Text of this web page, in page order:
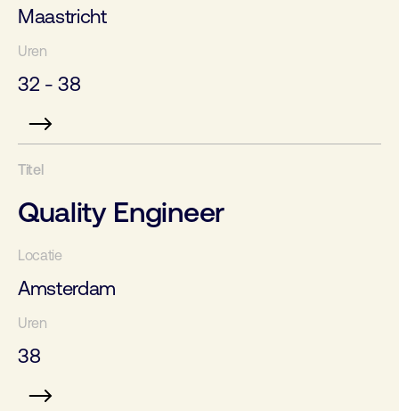
Maastricht
32 - 38
Quality Engineer
Amsterdam
38